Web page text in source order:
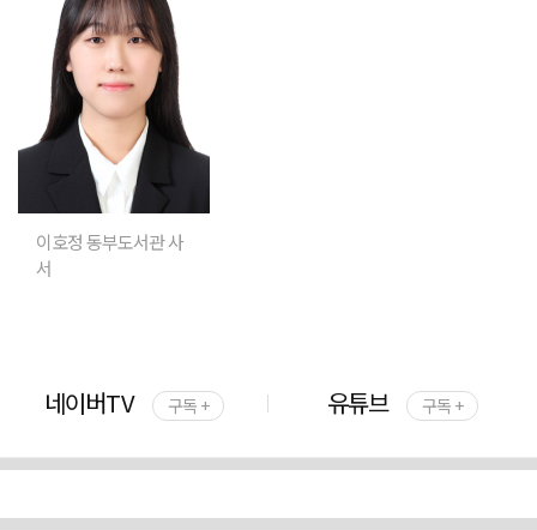
이호정 동부도서관 사
서
네이버TV 구독 + 유튜브 구독 +